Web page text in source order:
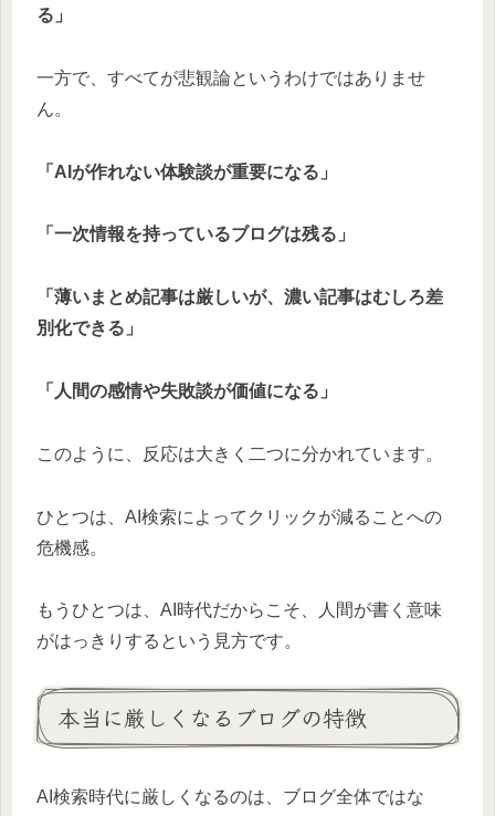
る」
一方で、すべてが悲観論というわけではありませ
ん。
「AIが作れない体験談が重要になる」
「一次情報を持っているブログは残る」
「薄いまとめ記事は厳しいが、濃い記事はむしろ差
別化できる」
「人間の感情や失敗談が価値になる」
このように、反応は大きく二つに分かれています。
ひとつは、AI検索によってクリックが減ることへの
危機感。
もうひとつは、AI時代だからこそ、人間が書く意味
がはっきりするという見方です。
本当に厳しくなるブログの特徴
AI検索時代に厳しくなるのは、ブログ全体ではな